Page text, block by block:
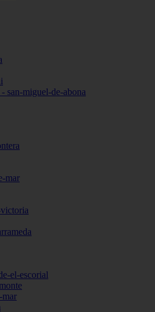
san-miguel-de-abona
mar
el-escorial
mar